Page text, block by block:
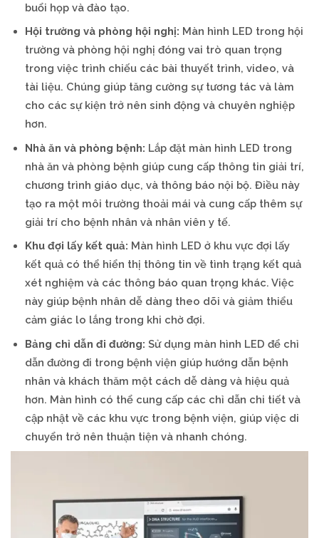
buổi họp và đào tạo.
Hội trường và phòng hội nghị: Màn hình LED trong hội
trường và phòng hội nghị đóng vai trò quan trọng
trong việc trình chiếu các bài thuyết trình, video, và
tài liệu. Chúng giúp tăng cường sự tương tác và làm
cho các sự kiện trở nên sinh động và chuyên nghiệp
hơn.
Nhà ăn và phòng bệnh: Lắp đặt màn hình LED trong
nhà ăn và phòng bệnh giúp cung cấp thông tin giải trí,
chương trình giáo dục, và thông báo nội bộ. Điều này
tạo ra một môi trường thoải mái và cung cấp thêm sự
giải trí cho bệnh nhân và nhân viên y tế.
Khu đợi lấy kết quả: Màn hình LED ở khu vực đợi lấy
kết quả có thể hiển thị thông tin về tình trạng kết quả
xét nghiệm và các thông báo quan trọng khác. Việc
này giúp bệnh nhân dễ dàng theo dõi và giảm thiểu
cảm giác lo lắng trong khi chờ đợi.
Bảng chỉ dẫn đi đường: Sử dụng màn hình LED để chỉ
dẫn đường đi trong bệnh viện giúp hướng dẫn bệnh
nhân và khách thăm một cách dễ dàng và hiệu quả
hơn. Màn hình có thể cung cấp các chỉ dẫn chi tiết và
cập nhật về các khu vực trong bệnh viện, giúp việc di
chuyển trở nên thuận tiện và nhanh chóng.